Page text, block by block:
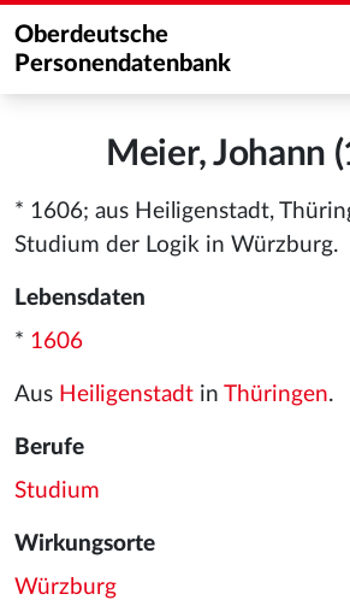
Oberdeutsche
Personendatenbank
Meier, Johann
* 1606; aus Heiligenstadt,
Studium der Logik in Würzburg.
Lebensdaten
* 1606
Aus Heiligenstadt in Thüringen.
Berufe
Studium
Wirkungsorte
Würzburg